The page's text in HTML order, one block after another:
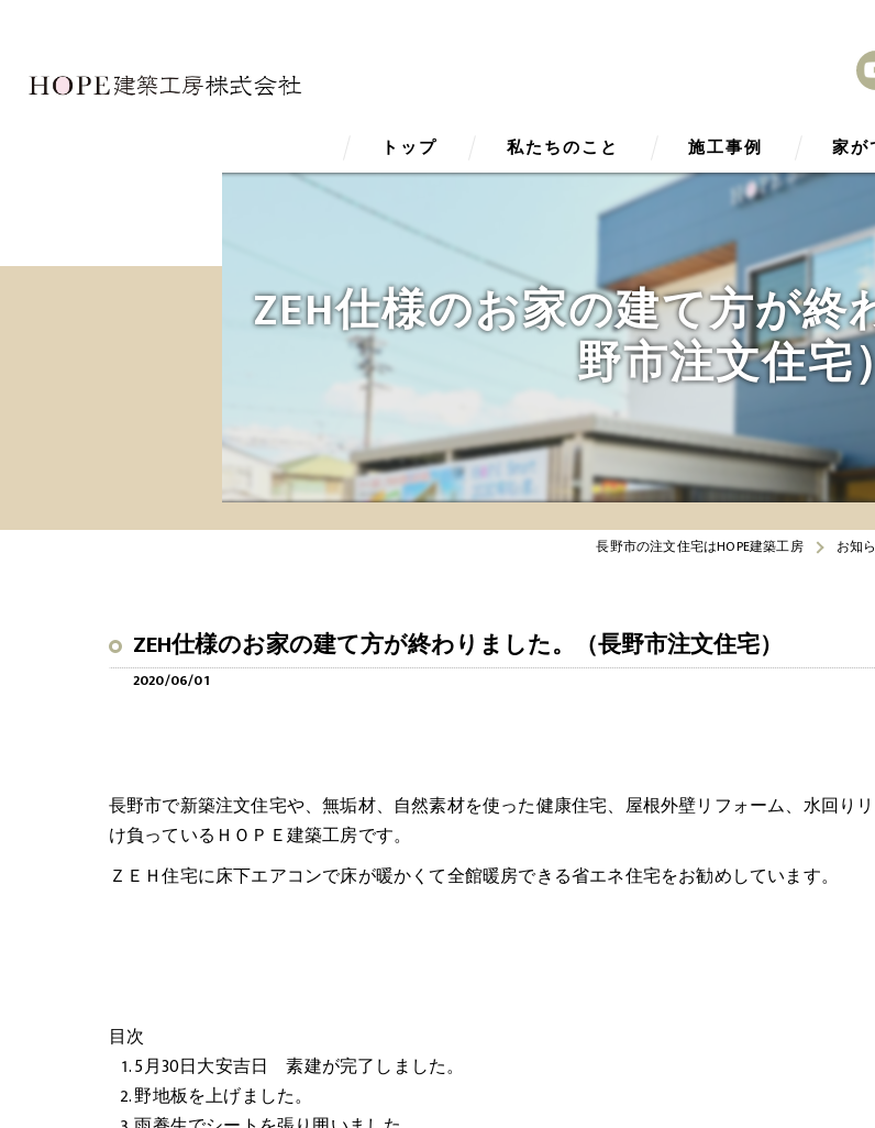
トップ 私たちのこと
HOPE Smart2030
性能
外観デザイン
内観デザイン
施工事例 家が
アフ
ZEH仕様のお家の建て方が
野市注文住宅）
長野市の注文住宅はHOPE建築工房 お知
ZEH仕様のお家の建て方が終わりました。（長野市注文住宅）
2020/06/01
長野市で新築注文住宅や、無垢材、自然素材を使った健康住宅、屋根外壁リフォーム、水回り
け負っているＨＯＰＥ建築工房です。
ＺＥＨ住宅に床下エアコンで床が暖かくて全館暖房できる省エネ住宅をお勧めしています。
目次
5月30日大安吉日 素建が完了しました。
野地板を上げました。